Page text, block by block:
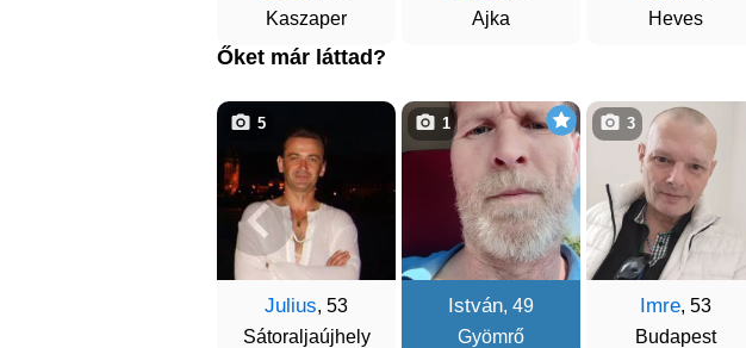
Kaszaper
Ajka
Heves
Őket már láttad?
Julius, 53
Sátoraljaújhely
5
István, 49
Gyömrő
1
Imre, 53
Budapest
3